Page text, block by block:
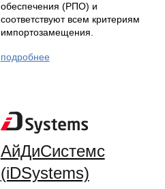
обеспечения (РПО) и
соответствуют всем критериям
импортозамещения.
подробнее
АйДиСистемс
(iDSystems)